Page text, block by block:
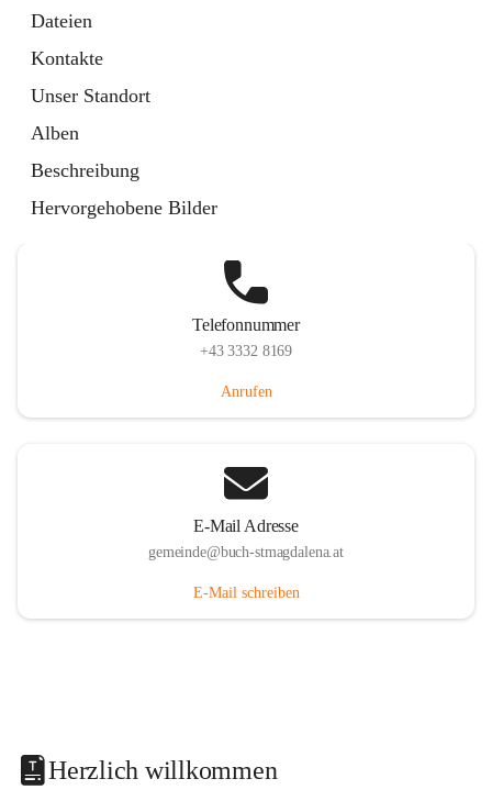
Dateien
Kontakte
Unser Standort
Alben
Beschreibung
Hervorgehobene Bilder
Telefonnummer
+43 3332 8169
Anrufen
E-Mail Adresse
gemeinde@buch-stmagdalena.at
E-Mail schreiben
Herzlich willkommen